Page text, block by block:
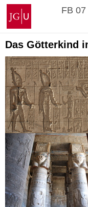
Zum
Inhalt
springen
Johannes
Gutenberg-
Universität
Mainz
FB
Das Götterkind